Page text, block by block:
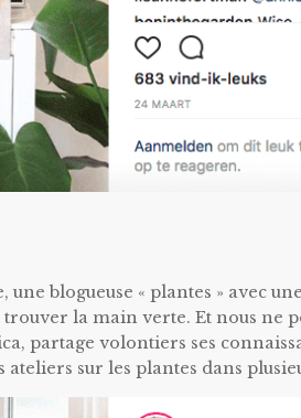
blogueuse « plantes » avec
la main verte. Et nous ne
partage volontiers ses
sur les plantes dans